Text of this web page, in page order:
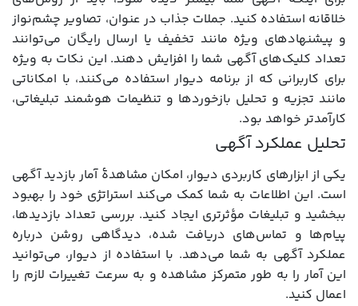
خلاقانه استفاده کنید. جملات جذاب در عنوان، تصاویر چشم‌نواز
و پیشنهادهای ویژه مانند تخفیف یا ارسال رایگان می‌توانند
تعداد کلیک‌های آگهی شما را افزایش دهند. این نکات به ویژه
برای کاربرانی که از برنامه دیوار استفاده می‌کنند، با امکاناتی
مانند تجزیه و تحلیل بازخوردها و تنظیمات هوشمند تبلیغاتی،
کارآمدتر خواهد بود.
تحلیل عملکرد آگهی
یکی از ابزارهای کاربردی دیوار، امکان مشاهدۀ آمار بازدید آگهی
است. این اطلاعات به شما کمک می‌کند استراتژی خود را بهبود
ببخشید و تبلیغات مؤثرتری ایجاد کنید. بررسی تعداد بازدیدها،
پیام‌ها و تماس‌های دریافت شده، دیدگاهی روشن درباره
عملکرد آگهی به شما می‌دهد. با استفاده از دیوار، می‌توانید
این آمار را به طور متمرکز مشاهده و به سرعت تغییرات لازم را
اعمال کنید.